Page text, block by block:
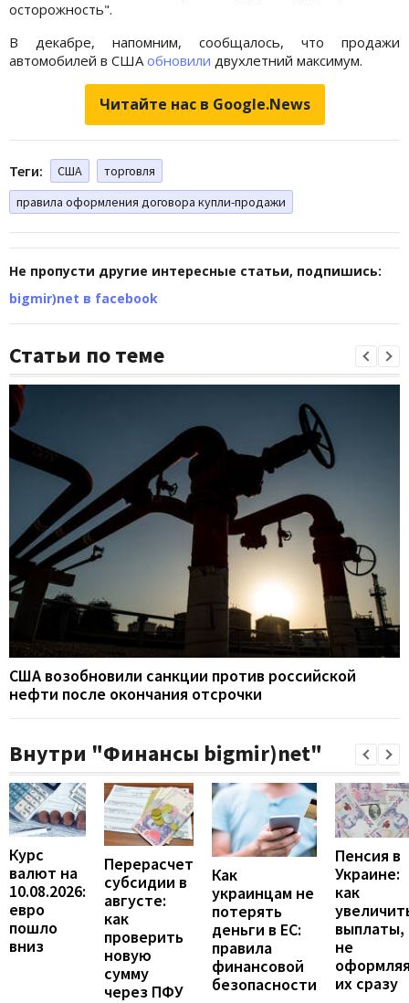
осторожность".
В декабре, напомним, сообщалось, что продажи
автомобилей в США обновили двухлетний максимум.
Читайте нас в Google.News
Теги: США
торговля
правила оформления договора купли-продажи
Не пропусти другие интересные статьи, подпишись:
bigmir)net в facebook
Статьи по теме
США возобновили санкции против российской
нефти после окончания отсрочки
Внутри "Финансы bigmir)net"
Курс
валют на
10.08.2026:
евро
пошло
вниз
Перерасчет
субсидии в
августе:
как
проверить
новую
сумму
через ПФУ
Как
украинцам не
потерять
деньги в ЕС:
правила
финансовой
безопасности
Пенсия в
Украине:
как
выплаты,
не
их сразу